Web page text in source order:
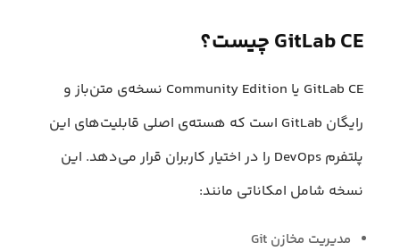
GitLab CE چیست؟
GitLab CE یا Community Edition نسخه‌ی متن‌باز و
رایگان GitLab است که هسته‌ی اصلی قابلیت‌های این
پلتفرم DevOps را در اختیار کاربران قرار می‌دهد. این
نسخه شامل امکاناتی مانند:
مدیریت مخازن Git